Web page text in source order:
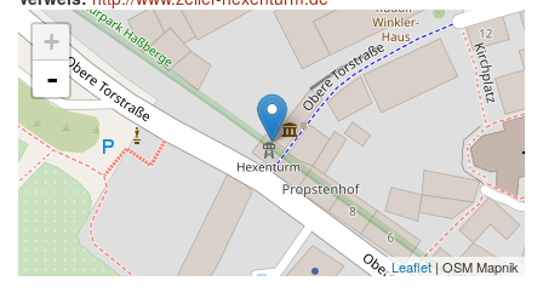
+
-
Leaflet | OSM Mapnik